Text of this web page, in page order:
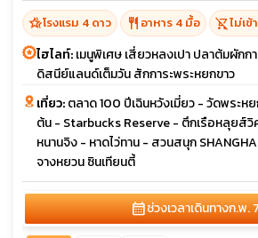
hotel_classโรงแรม 4 ดาว restaurant อาหาร 4 มื้อ shopping_cart_offไม่เ
ไฮไลท์:เมนูพิเศษ เสี่ยวหลงเปา ปลาต้มผัก
ดิสนีย์แลนด์เต็มวัน สักการะพระหยกขาว
เที่ยว:ตลาด 100 ปีเฉินหวังเมี่ยว - วัดพระห
ต้น - Starbucks Reserve - ตึกเรือหลุยส์
หนานจิง - หาดไว่ทาน - สวนสนุก
จางหยวน ซินเทียนตี้
calendar_monthช่วงเวลาเดินทางก.พ.